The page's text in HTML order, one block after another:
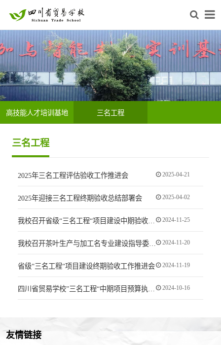
高技能人才培训基地 三名工程
三名工程
2025年三名工程评估验收工作推进会 2025-04-21
2025年迎接三名工程终期验收总结部署会 2025-04-02
2024-11-25
2024-11-20
省级“三名工程“项目建设终期验收工作推进会 2024-11-19
2024-10-16
友情链接